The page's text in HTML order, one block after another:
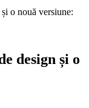
o nouă versiune:
design și o